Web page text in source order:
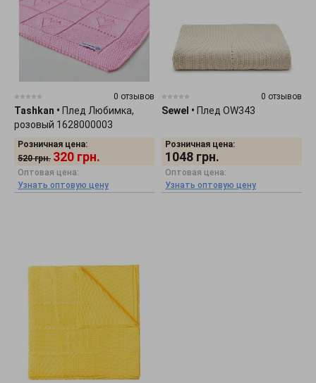
0 отзывов
Tashkan • Плед Любимка,
розовый 1628000003
Розничная цена:
520 грн. 320 грн.
Оптовая цена:
Узнать оптовую цену
0 отзывов
Sewel • Плед OW343
Розничная цена:
1048 грн.
Оптовая цена:
Узнать оптовую цену